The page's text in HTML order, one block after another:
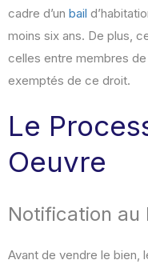
cadre d’un bail
moins six ans. De plus,
celles entre membres
exemptés de ce droit.
Le
Oeuvre
Notification au
Avant de vendre le bien,